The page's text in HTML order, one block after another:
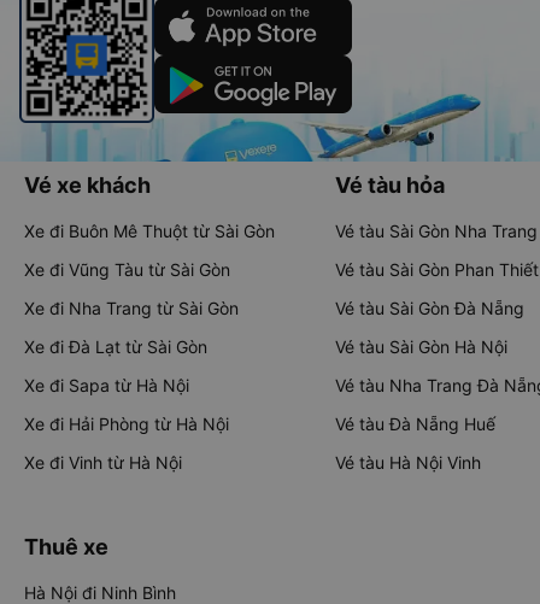
Vé xe khách
Xe đi Buôn Mê Thuột từ Sài Gòn
Xe đi Vũng Tàu từ Sài Gòn
Xe đi Nha Trang từ Sài Gòn
Xe đi Đà Lạt từ Sài Gòn
Xe đi Sapa từ Hà Nội
Xe đi Hải Phòng từ Hà Nội
Xe đi Vinh từ Hà Nội
Vé tàu hỏa
Vé tàu Sài Gòn Nha Trang
Vé tàu Sài Gòn Phan Thiết
Vé tàu Sài Gòn Đà Nẵng
Vé tàu Sài Gòn Hà Nội
Vé tàu Nha Trang Đà
Vé tàu Đà Nẵng Huế
Vé tàu Hà Nội Vinh
Thuê xe
Hà Nội đi Ninh Bình